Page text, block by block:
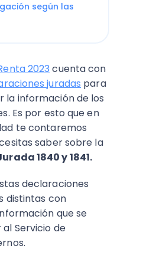
según las
2023 cuenta con
juradas para
información de los
Es por esto que en
te contaremos
saber sobre la
1840 y 1841.
declaraciones
distintas con
que se
Servicio de